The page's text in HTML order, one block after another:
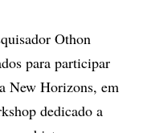
Othon
para participar
New Horizons, em
dedicado a